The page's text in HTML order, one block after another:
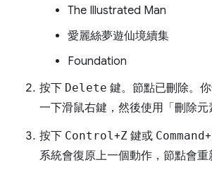
The Illustrated Man
愛麗絲夢遊仙境續集
Foundation
按下 Delete 鍵。節點已刪除。
一下滑鼠右鍵，然後使用「刪除元
按下 Control +Z 鍵或 Command+
系統會復原上一個動作，節點會重